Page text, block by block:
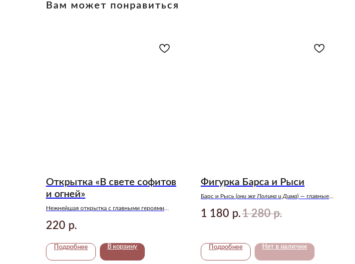
Вам может понравиться
Открытка «В свете софитов
и огней»
Нежнейшая открытка с главными героями
220 р.
Подробнее В корзину
Фигурка Барса и Рыси
Барс и Рысь (они же Полина и Дима) ― главные
Джейн.
1 180 р.1 280 р.
Подробнее Нет в наличии